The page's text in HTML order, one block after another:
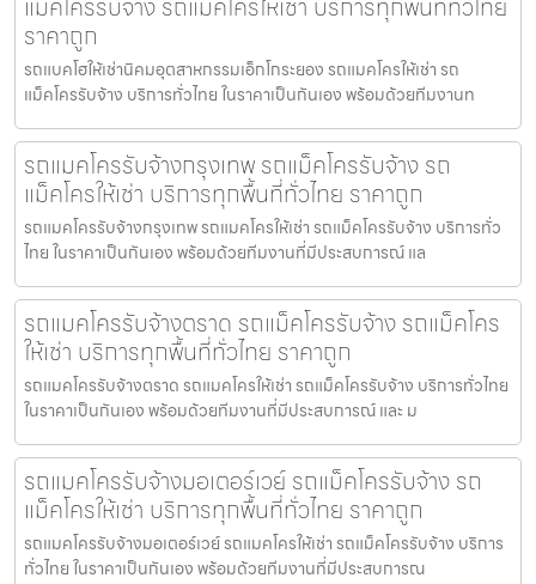
ราคาถูก
รถแบคโฮให้เช่านิคมอุตสาหกรรมเอ็กโกระยอง รถแมคโครให้เช่า รถ
แม็คโครรับจ้าง บริการทั่วไทย ในราคาเป็นกันเอง พร้อมด้วยทีมงานท
รถแมคโครรับจ้างกรุงเทพ รถแม็คโครรับจ้าง รถ
แม็คโครให้เช่า บริการทุกพื้นที่ทั่วไทย ราคาถูก
รถแมคโครรับจ้างกรุงเทพ รถแมคโครให้เช่า รถแม็คโครรับจ้าง บริการทั่ว
ไทย ในราคาเป็นกันเอง พร้อมด้วยทีมงานที่มีประสบการณ์ แล
รถแมคโครรับจ้างตราด รถแม็คโครรับจ้าง รถแม็คโคร
ให้เช่า บริการทุกพื้นที่ทั่วไทย ราคาถูก
รถแมคโครรับจ้างตราด รถแมคโครให้เช่า รถแม็คโครรับจ้าง บริการทั่วไทย
ในราคาเป็นกันเอง พร้อมด้วยทีมงานที่มีประสบการณ์ และ ม
รถแมคโครรับจ้างมอเตอร์เวย์ รถแม็คโครรับจ้าง รถ
แม็คโครให้เช่า บริการทุกพื้นที่ทั่วไทย ราคาถูก
รถแมคโครรับจ้างมอเตอร์เวย์ รถแมคโครให้เช่า รถแม็คโครรับจ้าง บริการ
ทั่วไทย ในราคาเป็นกันเอง พร้อมด้วยทีมงานที่มีประสบการณ